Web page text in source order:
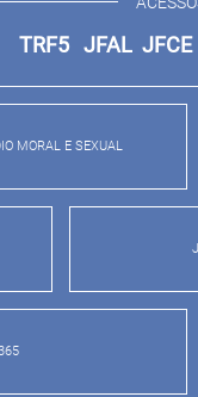
TRF5 JFAL
MORAL E SEXUAL